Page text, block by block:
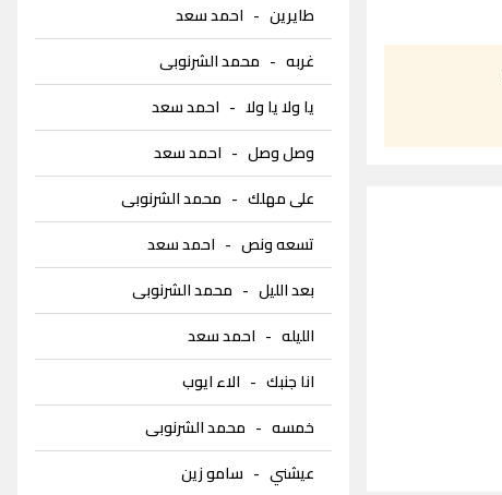
طايرين- احمد سعد
غربه- محمد الشرنوبى
يا ولا يا ولا- احمد سعد
وصل وصل- احمد سعد
على مهلك- محمد الشرنوبى
تسعه ونص- احمد سعد
بعد الليل- محمد الشرنوبى
الليله- احمد سعد
انا جنبك- الاء ايوب
خمسه- محمد الشرنوبى
عيشني- سامو زين